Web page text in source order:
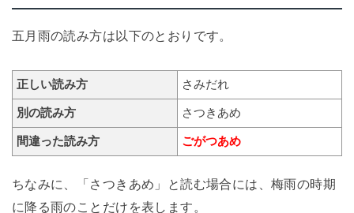
五月雨の読み方は以下のとおりです。
正しい読み方 さみだれ
別の読み方 さつきあめ
間違った読み方 ごがつあめ
ちなみに、「さつきあめ」と読む場合には、梅雨の時期
に降る雨のことだけを表します。